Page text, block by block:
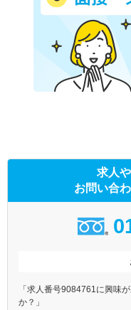
求人
お問い合
「求人番号9084761に興味
か？」